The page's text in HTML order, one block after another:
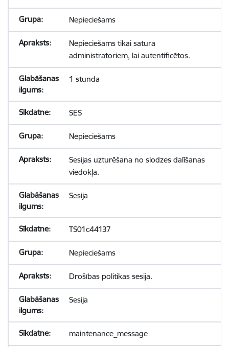
Nepieciešams
Nepieciešams tikai satura
administratoriem, lai autentificētos.
1 stunda
SES
Nepieciešams
Sesijas uzturēšana no slodzes dalīšanas
viedokļa.
Sesija
TS01c44137
Nepieciešams
Drošības politikas sesija.
Sesija
maintenance_message